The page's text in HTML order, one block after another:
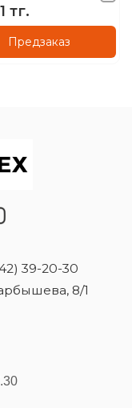
тг.
Предзаказ
39-20-30
8/1